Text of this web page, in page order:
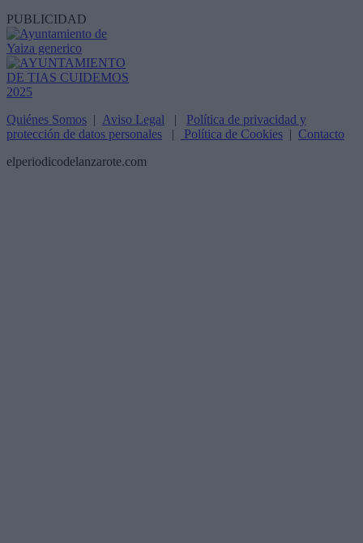
PUBLICIDAD
Quiénes Somos | Aviso Legal | Política de privacidad y
protección de datos personales | Política de Cookies | Contacto
elperiodicodelanzarote.com